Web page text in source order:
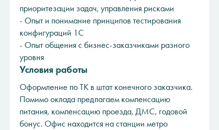
приоритезации задач, управления рисками
- Опыт и понимание принципов тестирования
конфигураций 1С
- Опыт общения с бизнес-заказчиками разного
уровня
Условия работы
Оформление по ТК в штат конечного заказчика.
Помимо оклада предлагаем компенсацию
питания, компенсацию проезда, ДМС, годовой
бонус. Офис находится на станции метро